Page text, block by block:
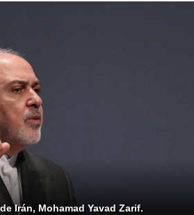
Irán, Mohamad Yavad Zarif.